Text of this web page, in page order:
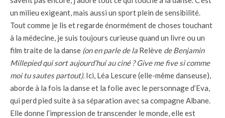
un milieu exigeant, mais aussi un sport plein de sensibilité.
Tout comme je lis et regarde énormément de choses touchant
à la médecine, je suis toujours curieuse quand un livre ou un
film traite de la danse (on en parle de la Relève de Benjamin
Millepied qui sort aujourd’hui au ciné ? Give me five si comme
moi tu sautes partout). Ici, Léa Lescure (elle-même danseuse),
aborde à la fois la danse et la folie avec le personnage d’Eva,
qui perd pied suite à sa séparation avec sa compagne Albane.
Elle donne l’impression de transcender le monde, elle est